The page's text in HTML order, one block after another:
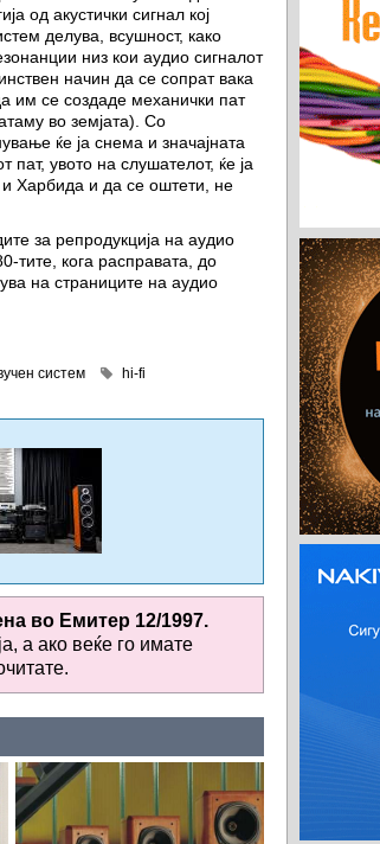
од акустички сигнал кој
делува, всушност, како
низ кои аудио сигналот
начин да се сопрат вака
им се создаде механички пат
во земјата). Со
ќе ја снема и значајната
пат, увото на слушателот, ќе ја
и Харбида и да се оштети, не
за репродукција на аудио
тите, кога расправата, до
на страниците на аудио
систем
hi-fi
во Емитер 12/1997.
а ако веќе го имате
.